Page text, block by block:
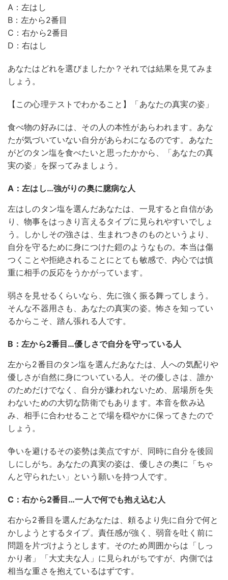
A：左はし
B：左から2番目
C：右から2番目
D：右はし
あなたはどれを選びましたか？それでは結果を見てみま
しょう。
【この心理テストでわかること】「あなたの真実の姿」
食べ物の好みには、その人の本性があらわれます。あな
たが気づいていない自分があらわになるのです。あなた
がどのタン塩を食べたいと思ったかから、「あなたの真
実の姿」を探ってみましょう。
A：左はし…強がりの奥に臆病な人
左はしのタン塩を選んだあなたは、一見すると自信があ
り、物事をはっきり言えるタイプに見られやすいでしょ
う。しかしその強さは、生まれつきのものというより、
自分を守るために身につけた鎧のようなもの。本当は傷
つくことや拒絶されることにとても敏感で、内心では慎
重に相手の反応をうかがっています。
弱さを見せるくらいなら、先に強く振る舞ってしまう。
そんな不器用さも、あなたの真実の姿。怖さを知ってい
るからこそ、踏ん張れる人です。
B：左から2番目…優しさで自分を守っている人
左から2番目のタン塩を選んだあなたは、人への気配りや
優しさが自然に身についている人。その優しさは、誰か
のためだけでなく、自分が嫌われないため、居場所を失
わないための大切な防衛でもあります。本音を飲み込
み、相手に合わせることで場を穏やかに保ってきたので
しょう。
争いを避けるその姿勢は美点ですが、同時に自分を後回
しにしがち。あなたの真実の姿は、優しさの奥に「ちゃ
んと守られたい」という願いを持つ人です。
C：右から2番目…一人で何でも抱え込む人
右から2番目を選んだあなたは、頼るより先に自分で何と
かしようとするタイプ。責任感が強く、弱音を吐く前に
問題を片づけようとします。そのため周囲からは「しっ
かり者」「大丈夫な人」に見られがちですが、内側では
相当な重さを抱えているはずです。